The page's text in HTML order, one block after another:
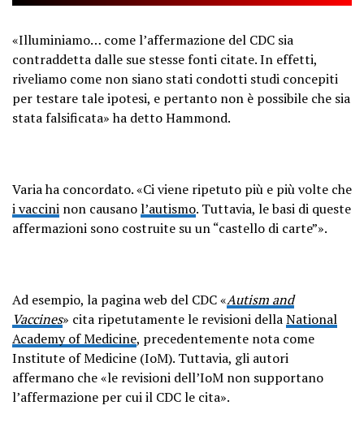
«Illuminiamo… come l’affermazione del CDC sia
contraddetta dalle sue stesse fonti citate. In effetti,
riveliamo come non siano stati condotti studi concepiti
per testare tale ipotesi, e pertanto non è possibile che sia
stata falsificata» ha detto Hammond.
Varia ha concordato. «Ci viene ripetuto più e più volte che
i vaccini non causanol’autismo. Tuttavia, le basi di queste
affermazioni sono costruite su un “castello di carte”».
Ad esempio, la pagina web del CDC «Autism and
Vaccines» cita ripetutamente le revisioni dellaNational
Academy of Medicine, precedentemente nota come
Institute of Medicine (IoM). Tuttavia, gli autori
affermano che «le revisioni dell’IoM non supportano
l’affermazione per cui il CDC le cita».